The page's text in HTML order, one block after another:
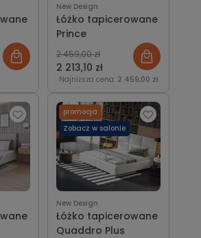
New Design
Łóżko tapicerowane
Prince
2 213,10 zł
2 459,00 zł
Najniższa cena: 2 459,00 zł
New Design
Łóżko tapicerowane
Quaddro Plus
promocja
Zobacz w salonie